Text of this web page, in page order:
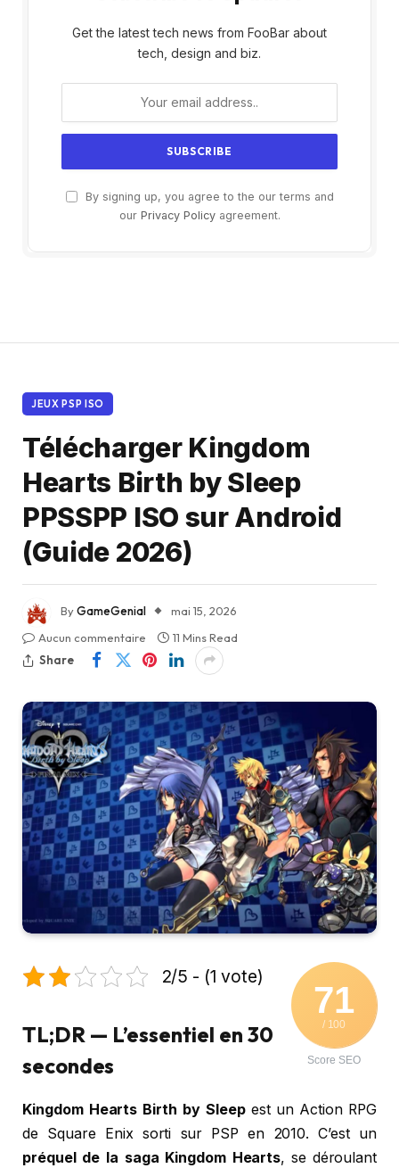
Get the latest tech news from FooBar about
tech, design and biz.
By signing up, you agree to the our terms and
our Privacy Policyagreement.
JEUX PSP ISO
Télécharger Kingdom
Hearts Birth by Sleep
PPSSPP ISO sur Android
(Guide 2026)
ByGameGenial
mai 15, 2026
Aucun commentaire
11 Mins Read
Share
71
/ 100
Score SEO
2/5 - (1 vote)
TL;DR — L’essentiel en 30
secondes
Kingdom Hearts Birth by Sleep est un Action RPG
de Square Enix sorti sur PSP en 2010. C’est un
préquel de la saga Kingdom Hearts, se déroulant